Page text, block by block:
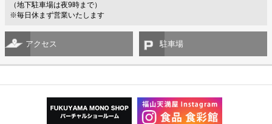
（地下駐車場は夜9時まで）
※毎日休まず営業いたします
アクセス 駐車場